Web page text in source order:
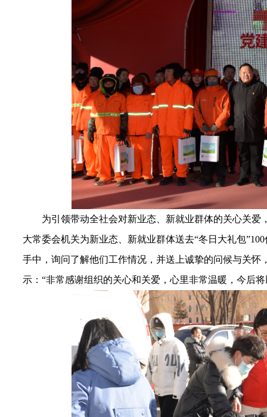
为引领带动全社会对新业态、新就业群体的关心关
大常委会机关为新业态、新就业群体送去“冬日大礼包
手中，询问了解他们工作情况，并送上诚挚的问候与关
示：“非常感谢组织的关心和关爱，心里非常温暖，今后